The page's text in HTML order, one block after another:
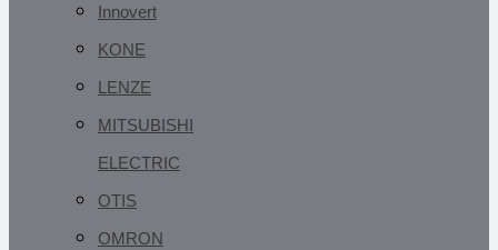
Innovert
KONE
LENZE
MITSUBISHI
ELECTRIC
OTIS
OMRON